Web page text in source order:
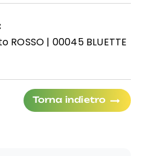
| 00045 BLUETTE
Torna indietro